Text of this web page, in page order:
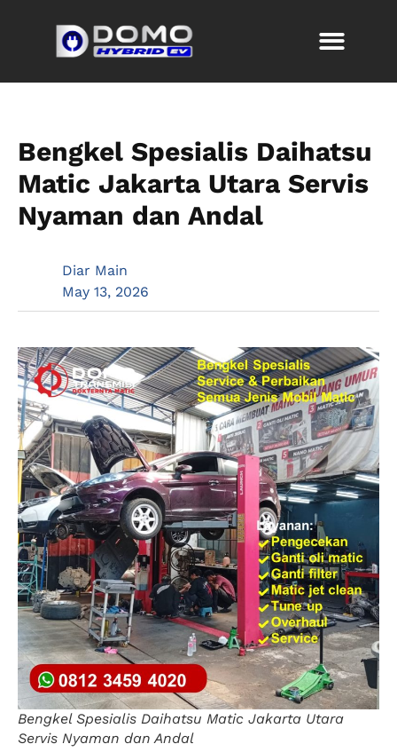
Bengkel Spesialis Daihatsu
Matic Jakarta Utara Servis
Nyaman dan Andal
Diar Main
May 13, 2026
Bengkel Spesialis Daihatsu Matic Jakarta Utara
Servis Nyaman dan Andal